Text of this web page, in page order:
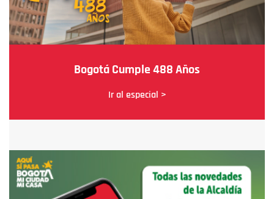
Bogotá Cumple 488 Años
Ir al especial >